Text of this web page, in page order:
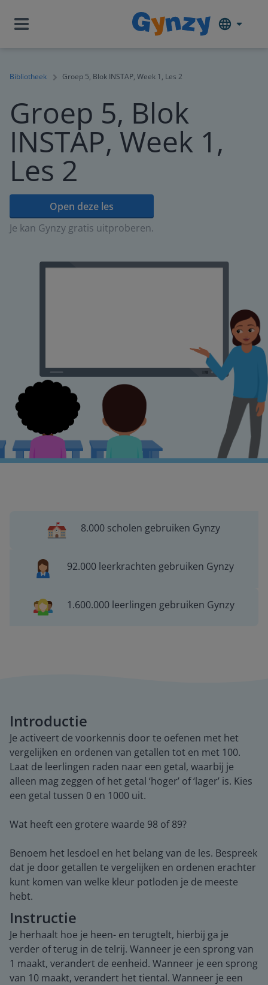
Bibliotheek Groep 5, Blok INSTAP, Week 1, Les 2
Groep 5, Blok
INSTAP, Week 1,
Les 2
Open deze les
Je kan Gynzy gratis uitproberen.
8.000 scholen gebruiken Gynzy
92.000 leerkrachten gebruiken Gynzy
1.600.000 leerlingen gebruiken Gynzy
Introductie
Je activeert de voorkennis door te oefenen met het
vergelijken en ordenen van getallen tot en met 100.
Laat de leerlingen raden naar een getal, waarbij je
alleen mag zeggen of het getal ‘hoger’ of ‘lager’ is. Kies
een getal tussen 0 en 1000 uit.
Wat heeft een grotere waarde 98 of 89?
Benoem het lesdoel en het belang van de les. Bespreek
dat je door getallen te vergelijken en ordenen erachter
kunt komen van welke kleur potloden je de meeste
hebt.
Instructie
Je herhaalt hoe je heen- en terugtelt, hierbij ga je
verder of terug in de telrij. Wanneer je een sprong van
1 maakt, verandert de eenheid. Wanneer je een sprong
van 10 maakt, verandert het tiental. Wanneer je een